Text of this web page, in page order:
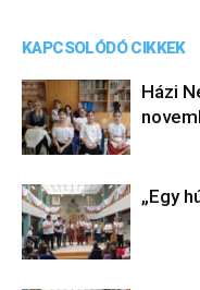
KAPCSOLÓDÓ CIKKEK
Házi
„Egy